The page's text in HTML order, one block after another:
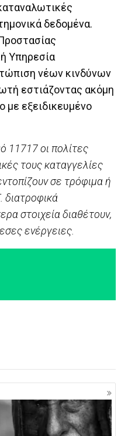
δεδομένα.
Υπηρεσία
νέων κινδύνων
εστιάζοντας ακόμη
με εξειδικευμένο
11717 οι πολίτες
τους καταγγελίες
σε τρόφιμα ή
διατροφικά
στοιχεία διαθέτουν,
ενέργειες.